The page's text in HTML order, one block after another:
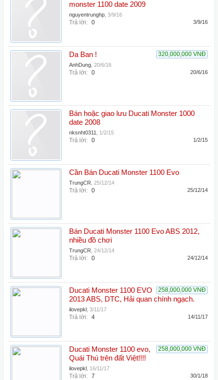
monster 1100 date 2009
nguyentrunghp 3/9/16
Trả lời: 0 3/9/16
320,000,000 VNĐ
Da Ban !
AnhDung 20/6/16
Trả lời: 0 20/6/16
Bán hoặc giao lưu Ducati Monster 1000
date 2008
nksnht0311 1/2/15
Trả lời: 0 1/2/15
Cần Bán Ducati Monster 1100 Evo
TrungCR 25/12/14
Trả lời: 0 25/12/14
Bán Ducati Monster 1100 Evo ABS 2012,
nhiều đồ chơi
TrungCR 24/12/14
Trả lời: 0 24/12/14
258,000,000 VNĐ
Ducati Monster 1100 EVO
2013 ABS, DTC, Hải quan chính ngạch.
ilovepkl 3/11/17
Trả lời: 4 14/11/17
258,000,000 VNĐ
Ducati Monster 1100 evo,
Quái Thú trên đất Việt!!!!
ilovepkl 16/11/17
Trả lời: 7 30/1/18